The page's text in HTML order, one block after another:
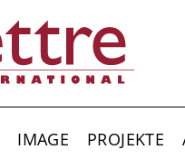
IMAGE PROJEKTE